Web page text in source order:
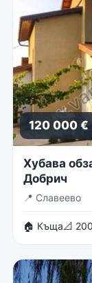
120 000 €
Хубава
Добрич
📍 Славеево
🏠 Къща📐